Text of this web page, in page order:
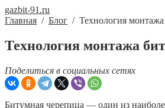
gazbit-91.ru
Главная / Блог / Технология
Технология монтажа
Поделиться в социальных сетях
Битумная черепица — один из